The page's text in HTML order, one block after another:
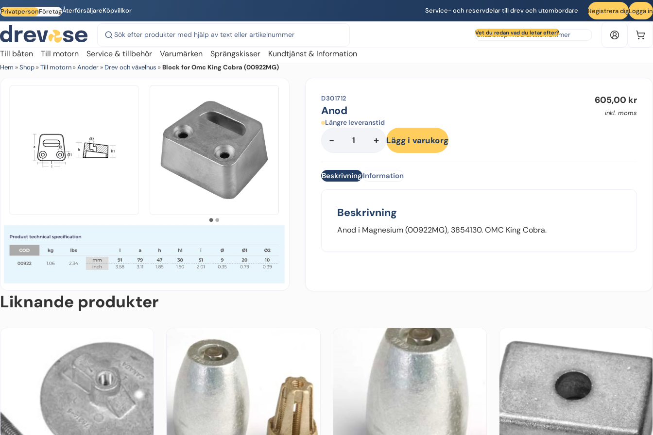
Skip to main content
PrivatpersonFöretagÅterförsäljareKöpvillkor Service- och reservdelar till drev och utombordare Registrera digLogga in
Vet du redan vad du letar efter?
Sök produkt efter artikelnummer
Till båten
Till motorn Service & tillbehör Varumärken Sprängskisser Kundtjänst & Information
Hem »Shop »Till motorn »Anoder » Drev och växelhus »Block for Omc King Cobra (00922MG)
D301712
Anod
605,00 kr
inkl. moms
Längre leveranstid
-
Anod
+ Lägg i varukorg
BeskrivningInformation
Beskrivning
Anod i Magnesium (00922MG), 3854130. OMC King Cobra.
Liknande produkter